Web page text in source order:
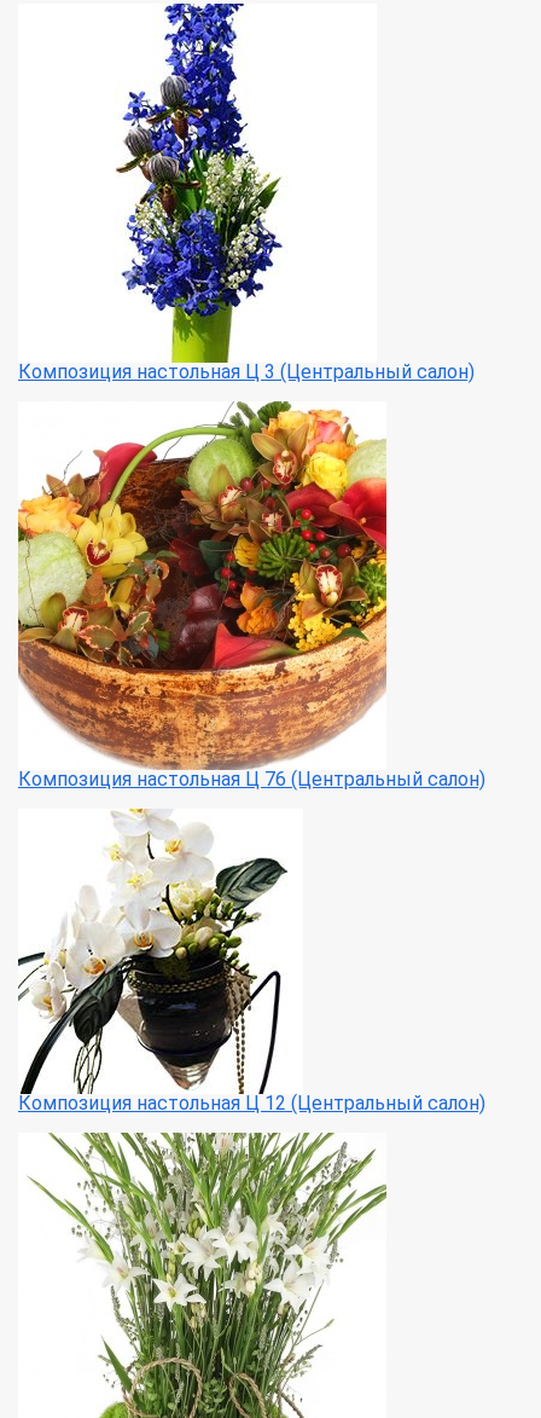
Композиция настольная Ц 3 (Центральный салон)
Композиция настольная Ц 76 (Центральный салон)
Композиция настольная Ц 12 (Центральный салон)